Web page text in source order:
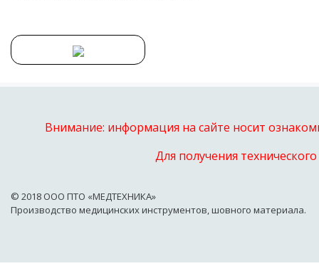
Внимание: информация на сайте носит
Для получения
© 2018 OOO ПТО «МЕДТЕХНИКА»
Производство медицинских инструментов, шовного материала.